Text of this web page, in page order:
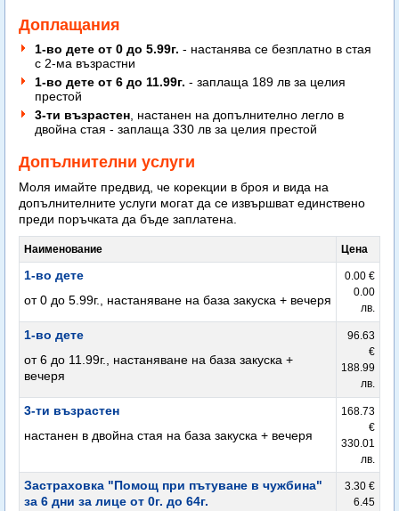
Доплащания
1-во дете от 0 до 5.99г. - настанява се безплатно в стая
с 2-ма възрастни
1-во дете от 6 до 11.99г. - заплаща 189 лв за целия
престой
3-ти възрастен , настанен на допълнително легло в
двойна стая - заплаща 330 лв за целия престой
Допълнителни услуги
Моля имайте предвид, че корекции в броя и вида на
допълнителните услуги могат да се извършват единствено
преди поръчката да бъде заплатена.
Наименование Цена
1-во дете
от 0 до 5.99г., настаняване на база закуска + вечеря
0.00 €
0.00
лв.
1-во дете
от 6 до 11.99г., настаняване на база закуска +
вечеря
96.63
€
188.99
лв.
3-ти възрастен
настанен в двойна стая на база закуска + вечеря
168.73
€
330.01
лв.
Застраховка "Помощ при пътуване в чужбина"
за 6 дни за лице от 0г. до 64г.
3.30 €
6.45